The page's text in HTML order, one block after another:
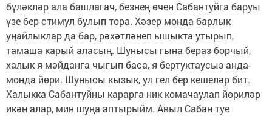
бүләкләр ала башлагач, безнең өчен Сабантуйга баруы
үзе бер стимул булып тора. Хәзер монда барлык
уңайлыклар да бар, рәхәтләнеп ышыкта утырып,
тамаша карый аласың. Шунысы гына бераз борчый,
халык я мәйданга чыгып баса, я бертуктаусыз анда-
монда йөри. Шунысы кызык, ул гел бер кешеләр бит.
Халыкка Сабантуйны карарга ник комачаулап йөриләр
икән алар, мин шуңа аптырыйм. Авыл Сабан туе